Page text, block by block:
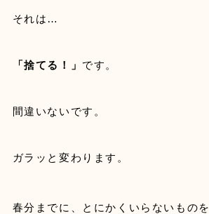
「捨てる！」
ガラッと変わります。
春分までに、とにかくいらないものを